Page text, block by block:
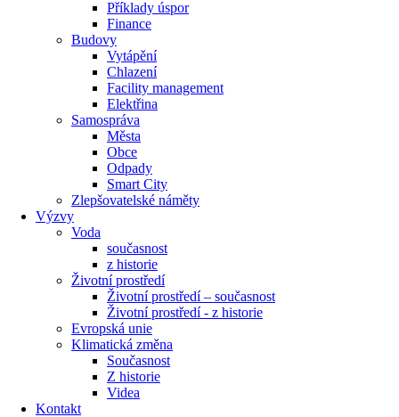
Příklady úspor
Finance
Budovy
Vytápění
Chlazení
Facility management
Elektřina
Samospráva
Města
Obce
Odpady
Smart City
Zlepšovatelské náměty
Výzvy
Voda
současnost
z historie
Životní prostředí
Životní prostředí – současnost
Životní prostředí ​- z historie
Evropská unie
Klimatická změna
Současnost
Z historie
Videa
Kontakt